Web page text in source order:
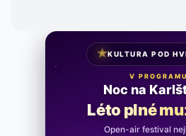
★KULTURA POD
V PROGRAMU
Noc na
Léto plné
Open-air festival